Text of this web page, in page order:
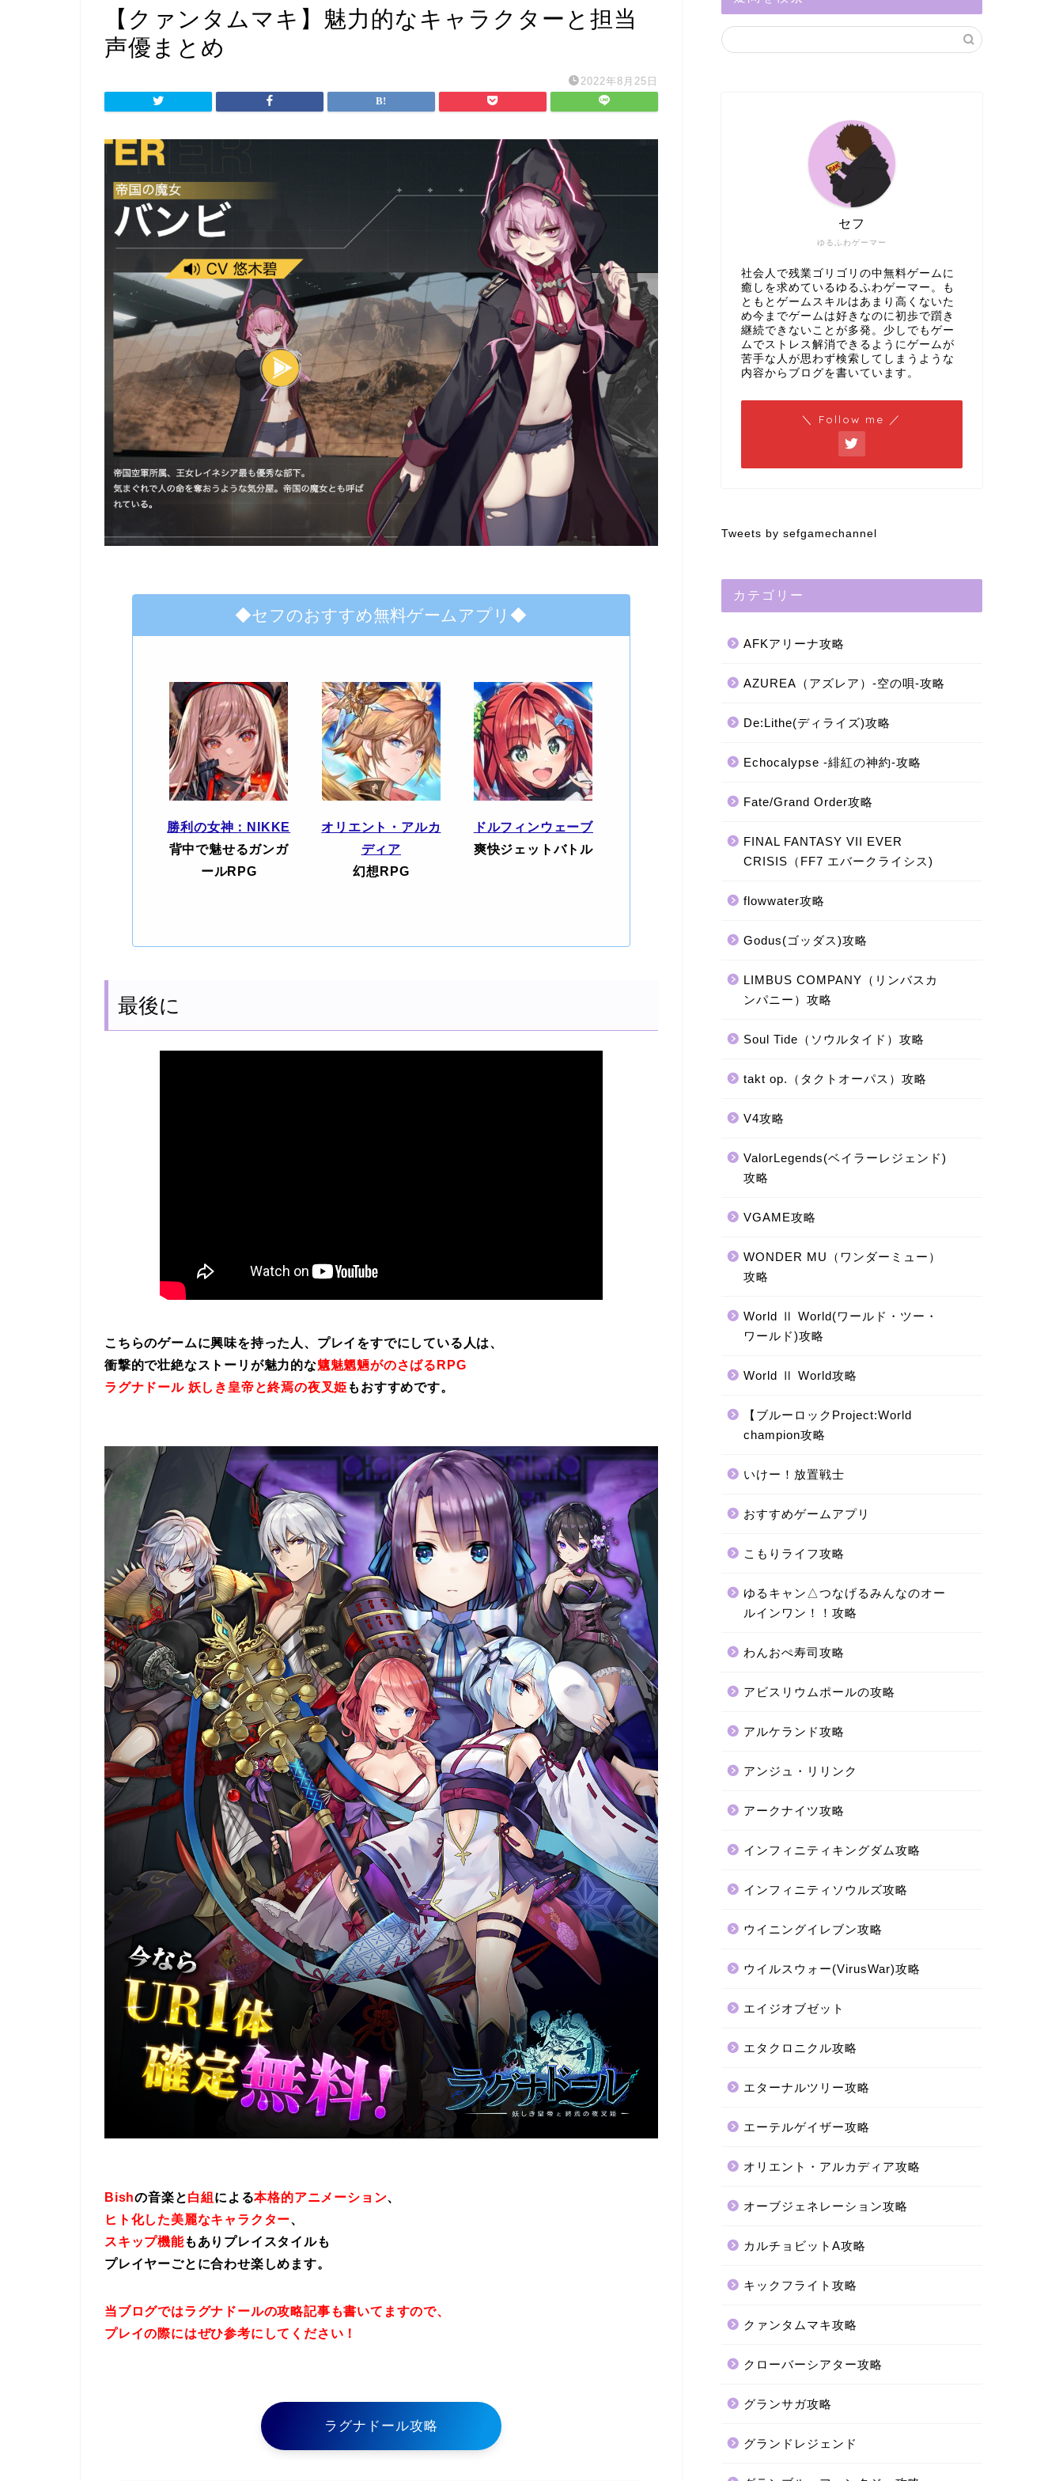
【クァンタムマキ】魅力的なキャラクターと担当
声優まとめ
2022年8月25日
◆セフのおすすめ無料ゲームアプリ◆
勝利の女神：NIKKE
背中で魅せるガンガ
ールRPG
オリエント・アルカ
ディア
幻想RPG
ドルフィンウェーブ
爽快ジェットバトル
最後に
こちらのゲームに興味を持った人、プレイをすでにしている人は、
衝撃的で壮絶なストーリが魅力的な魑魅魍魎がのさばるRPG
ラグナドール 妖しき皇帝と終焉の夜叉姫 もおすすめです。
Bishの音楽と白組 による本格的アニメーション、
ヒト化した美麗なキャラクター、
スキップ機能もありプレイスタイルも
プレイヤーごとに合わせ楽しめます。
当ブログではラグナドールの攻略記事も書いてますので、
プレイの際にはぜひ参考にしてください！
ラグナドール攻略
ゆるふわゲーマー
セフ
社会人で残業ゴリゴリの中無料ゲームに
癒しを求めているゆるふわゲーマー。も
ともとゲームスキルはあまり高くないた
め今までゲームは好きなのに初歩で躓き
継続できないことが多発。少しでもゲー
ムでストレス解消できるようにゲームが
苦手な人が思わず検索してしまうような
内容からブログを書いています。
＼ Follow me ／
Tweets by sefgamechannel
カテゴリー
AFKアリーナ攻略
AZUREA（アズレア）-空の唄-攻略
De:Lithe(ディライズ)攻略
Echocalypse -緋紅の神約-攻略
Fate/Grand Order攻略
FINAL FANTASY VII EVER
CRISIS（FF7 エバークライシス)
flowwater攻略
Godus(ゴッダス)攻略
LIMBUS COMPANY（リンバスカ
ンパニー）攻略
Soul Tide（ソウルタイド）攻略
takt op.（タクトオーパス）攻略
V4攻略
ValorLegends(ベイラーレジェンド)
攻略
VGAME攻略
WONDER MU（ワンダーミュー）
攻略
World Ⅱ World(ワールド・ツー・
ワールド)攻略
World Ⅱ World攻略
【ブルーロックProject:World
champion攻略
いけー！放置戦士
おすすめゲームアプリ
こもりライフ攻略
ゆるキャン△つなげるみんなのオー
ルインワン！！攻略
わんおぺ寿司攻略
アビスリウムポールの攻略
アルケランド攻略
アンジュ・リリンク
アークナイツ攻略
インフィニティキングダム攻略
インフィニティソウルズ攻略
ウイニングイレブン攻略
ウイルスウォー(VirusWar)攻略
エイジオブゼット
エタクロニクル攻略
エターナルツリー攻略
エーテルゲイザー攻略
オリエント・アルカディア攻略
オーブジェネレーション攻略
カルチョビットA攻略
キックフライト攻略
クァンタムマキ攻略
クローバーシアター攻略
グランサガ攻略
グランドレジェンド